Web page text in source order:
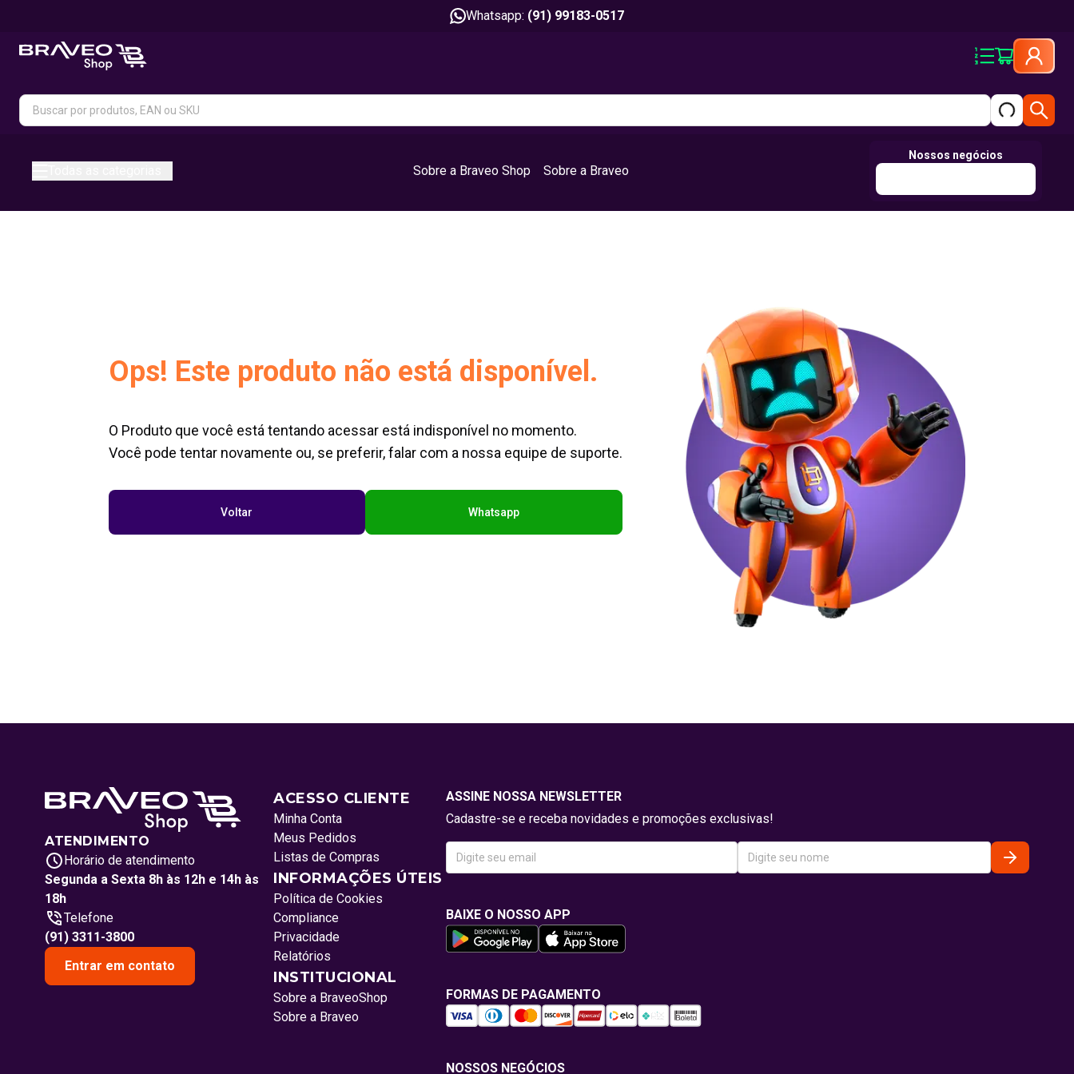
Whatsapp: (91) 99183-0517
Sobre a Braveo Shop Sobre a Braveo
Nossos negócios
Ops! Este produto não está disponível.
O Produto que você está tentando acessar está indisponível no momento.
Você pode tentar novamente ou, se preferir, falar com a nossa equipe de suporte.
Voltar Whatsapp
ATENDIMENTO
Horário de atendimento
Segunda a Sexta 8h às 12h e 14h às
18h
Telefone
(91) 3311-3800
Entrar em contato
ACESSO CLIENTE
Minha Conta
Meus Pedidos
Listas de Compras
INFORMAÇÕES ÚTEIS
Política de Cookies
Compliance
Privacidade
Relatórios
INSTITUCIONAL
Sobre a BraveoShop
Sobre a Braveo
ASSINE NOSSA NEWSLETTER
Cadastre-se e receba novidades e promoções exclusivas!
BAIXE O NOSSO APP
FORMAS DE PAGAMENTO
NOSSOS NEGÓCIOS